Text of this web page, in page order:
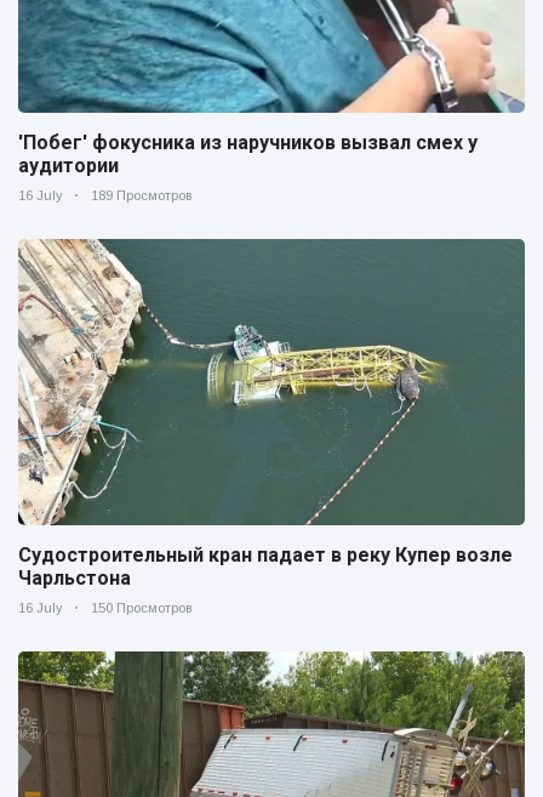
'Побег' фокусника из наручников вызвал смех у
аудитории
16 July 189 Просмотров
Судостроительный кран падает в реку Купер возле
Чарльстона
16 July 150 Просмотров